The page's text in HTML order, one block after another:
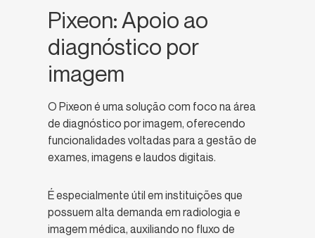
Pixeon: Apoio ao
diagnóstico por
imagem
O Pixeon é uma solução com foco na área
de diagnóstico por imagem, oferecendo
funcionalidades voltadas para a gestão de
exames, imagens e laudos digitais.
É especialmente útil em instituições que
possuem alta demanda em radiologia e
imagem médica, auxiliando no fluxo de